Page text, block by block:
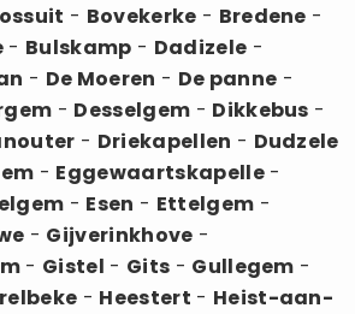
- Bovekerke - Bredene -
- Bulskamp - Dadizele -
- De Moeren - De panne -
- Desselgem - Dikkebus -
- Driekapellen - Dudzele
- Eggewaartskapelle-
- Esen - Ettelgem -
- Gijverinkhove -
- Gistel - Gits - Gullegem -
- Heestert - Heist-aan-